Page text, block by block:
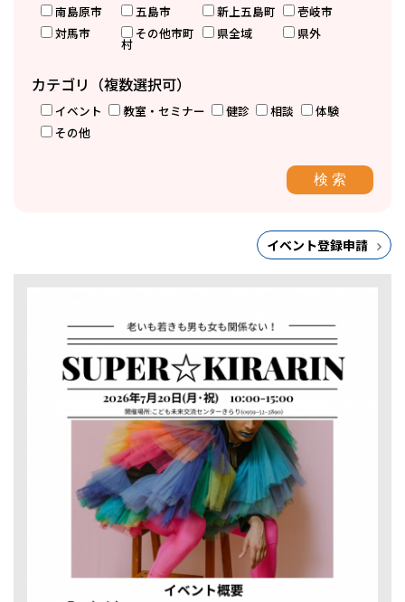
南島原市
五島市 新上五島町
壱岐市
対馬市
その他市町
村
県全域 県外
カテゴリ（複数選択可）
イベント 教室・セミナー 健診 相談
体験
その他
イベント登録申請